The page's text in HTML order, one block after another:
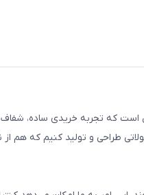
است که تجربه خریدی ساده،
طراحی و تولید کنیم که هم از